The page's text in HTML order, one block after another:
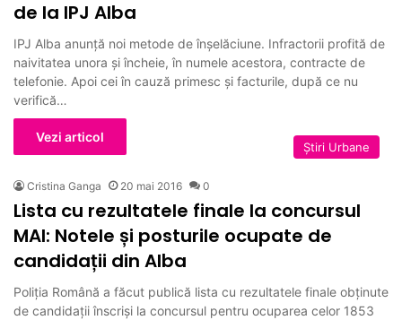
de la IPJ Alba
IPJ Alba anunță noi metode de înşelăciune. Infractorii profită de
naivitatea unora şi încheie, în numele acestora, contracte de
telefonie. Apoi cei în cauză primesc şi facturile, după ce nu
verifică…
Vezi articol
Ştiri Urbane
Cristina Ganga 20 mai 2016 0
Lista cu rezultatele finale la concursul
MAI: Notele și posturile ocupate de
candidații din Alba
Poliţia Română a făcut publică lista cu rezultatele finale obținute
de candidații înscriși la concursul pentru ocuparea celor 1853